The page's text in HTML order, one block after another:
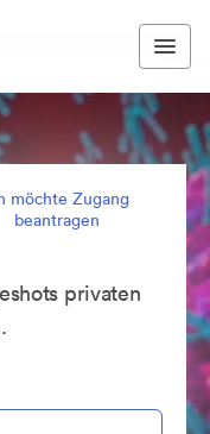
möchte Zugang
beantragen
privaten